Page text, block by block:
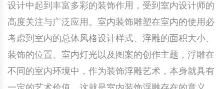
设计中起到丰富多彩的装饰作用，受到室内设计师的
高度关注与广泛应用。室内装饰雕塑在室内的使用必
考虑到室内的总体风格设计样式、浮雕的面积大小、
装饰的位置、室内灯光以及图案的创作主题，浮雕在
不同的室内环境中，作为装饰浮雕艺术，本身就具有